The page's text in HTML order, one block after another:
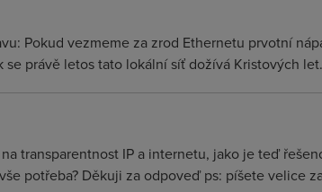
Pokud vezmeme za zrod Ethernetu prvotní
právě letos tato lokální síť dožívá Kristových let.
transparentnost IP a internetu, jako je teď
potřeba? Děkuji za odpoveď ps: píšete velice